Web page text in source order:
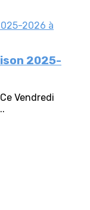
2025-
Vendredi